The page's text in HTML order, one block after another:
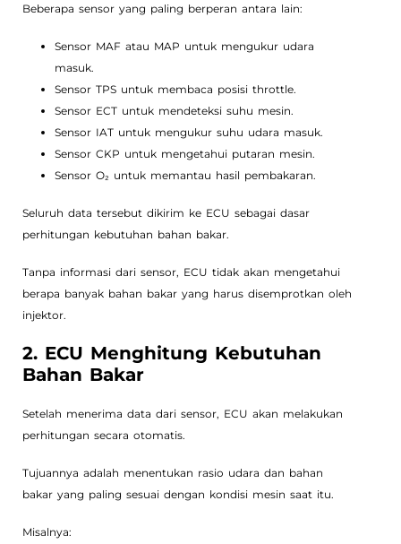
Beberapa sensor yang paling berperan antara lain:
Sensor MAF atau MAP untuk mengukur udara
masuk.
Sensor TPS untuk membaca posisi throttle.
Sensor ECT untuk mendeteksi suhu mesin.
Sensor IAT untuk mengukur suhu udara masuk.
Sensor CKP untuk mengetahui putaran mesin.
Sensor O₂ untuk memantau hasil pembakaran.
Seluruh data tersebut dikirim ke ECU sebagai dasar
perhitungan kebutuhan bahan bakar.
Tanpa informasi dari sensor, ECU tidak akan mengetahui
berapa banyak bahan bakar yang harus disemprotkan oleh
injektor.
2. ECU Menghitung Kebutuhan
Bahan Bakar
Setelah menerima data dari sensor, ECU akan melakukan
perhitungan secara otomatis.
Tujuannya adalah menentukan rasio udara dan bahan
bakar yang paling sesuai dengan kondisi mesin saat itu.
Misalnya: